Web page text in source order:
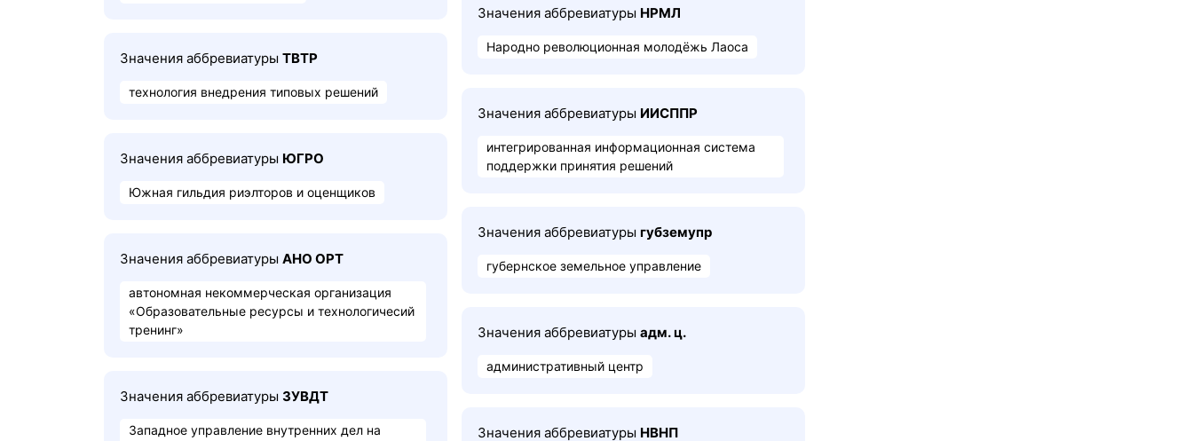
Значения аббревиатуры ТВТР
технология внедрения типовых решений
Значения аббревиатуры ЮГРО
Южная гильдия риэлторов и оценщиков
Значения аббревиатуры АНО ОРТ
автономная некоммерческая организация
«Образовательные ресурсы и технологичесий
тренинг»
Значения аббревиатуры ЗУВДТ
Западное управление внутренних дел на
Значения аббревиатуры НРМЛ
Народно революционная молодёжь Лаоса
Значения аббревиатуры ИИСППР
интегрированная информационная система
поддержки принятия решений
Значения аббревиатуры губземупр
губернское земельное управление
Значения аббревиатуры адм. ц.
административный центр
Значения аббревиатуры НВНП